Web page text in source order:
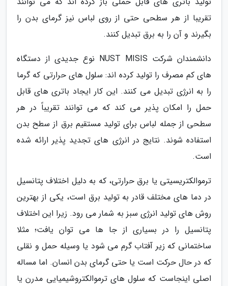
تقریبا از هر سطحی حتی از روی لباس نیز گرمای بدن را
بگیرند و آن را به برق تبدیل کنند.
دانشمندان شرکت NUST MISIS نوع جدیدی از دستگاه
های کم مصرف را تولید کرده اند: سلول های حرارتی که گرما
را به انرژی تبدیل می کنند. این کار ایجاد باتری های قابل
حمل را امکان پذیر می کند که می توانند تقریباً در هر
سطحی از جمله لباس برای تولید مستقیم برق از سطح بدن
استفاده شوند. نتایج در انرژی های تجدید پذیر ارائه شده
است.
ترموالکتریسیتی یا برق حرارتی، که به دلیل اختلاف پتانسیل
در دما های مختلف قادر به تولید برق است، یکی از بهترین
روش های تولید انرژی سبز به شمار می رود. زیرا این اختلاف
پتانسیل را در بسیاری از جا ها می توان یافت؛ مثلا
ساختمانی که زیر آفتاب گرم می شود یا وسیله حمل و نقلی
که در حال حرکت است یا حتی گرمای بدن انسان. اما مساله
اصلی اینجاست که سلول های ترموالکتروشیمیایی مدرن یا